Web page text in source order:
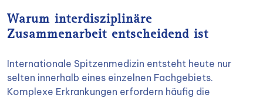
Warum interdisziplinäre
Zusammenarbeit entscheidend ist
Internationale Spitzenmedizin entsteht heute nur
selten innerhalb eines einzelnen Fachgebiets.
Komplexe Erkrankungen erfordern häufig die